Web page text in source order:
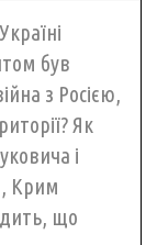
був
з Росією,
Як
і
Крим
що